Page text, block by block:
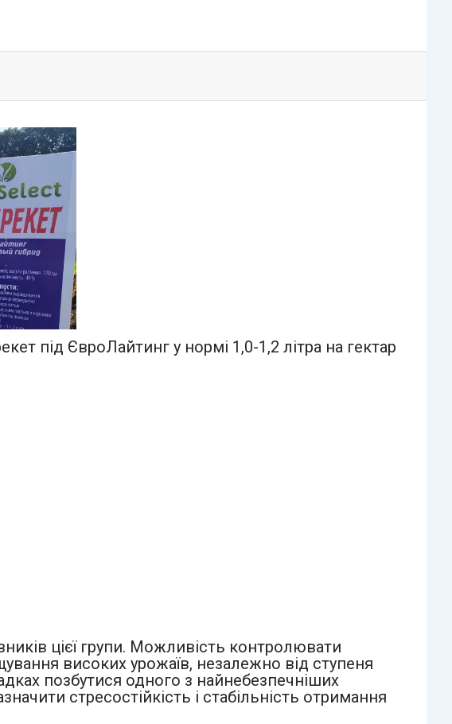
під ЄвроЛайтинг у нормі 1,0-1,2 літра на гектар
цієї групи. Можливість контролювати
високих урожаїв, незалежно від ступеня
позбутися одного з найнебезпечніших
стресостійкість і стабільність отримання